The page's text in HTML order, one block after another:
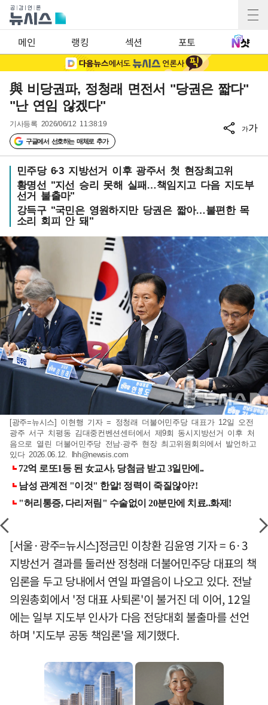
메인 랭킹 섹션 포토
與 비당권파, 정청래 면전서 "당권은 짧다"
"난 연임 않겠다"
기사등록 2026/06/12 11:38:19
구글에서 선호하는 매체로 추가
가가
민주당 6·3 지방선거 이후 광주서 첫 현장최고위
황명선 "지선 승리 못해 실패…책임지고 다음 지도부
선거 불출마"
강득구 "국민은 영원하지만 당권은 짧아…불편한 목
소리 회피 안 돼"
[광주=뉴시스] 이현행 기자 = 정청래 더불어민주당 대표가 12일 오전
광주 서구 치평동 김대중컨벤션센터에서 제9회 동시지방선거 이후 처
음으로 열린 더불어민주당 전남·광주 현장 최고위원회의에서 발언하고
있다 2026.06.12.
lhh@newsis.com
[서울·광주=뉴시스]정금민 이창환 김윤영 기자 = 6·3
지방선거 결과를 둘러싼 정청래 더불어민주당 대표의 책
임론을 두고 당내에서 연일 파열음이 나오고 있다. 전날
의원총회에서 '정 대표 사퇴론'이 불거진 데 이어, 12일
에는 일부 지도부 인사가 다음 전당대회 불출마를 선언
하며 '지도부 공동 책임론'을 제기했다.